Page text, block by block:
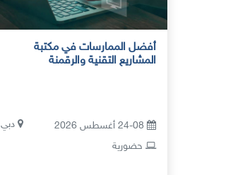
أفضل الممارسات في مكتبة
المشاريع التقنية والرقمنة
دبي
حضورية